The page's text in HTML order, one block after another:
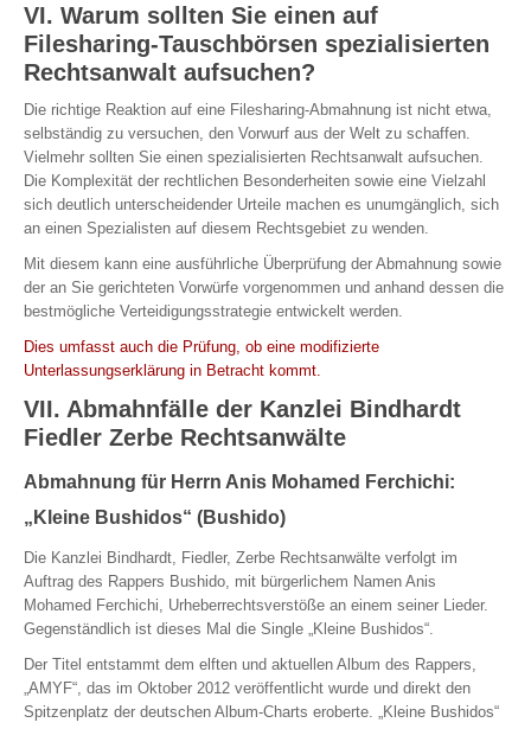
VI. Warum sollten Sie einen auf
Filesharing-Tauschbörsen spezialisierten
Rechtsanwalt aufsuchen?
Die richtige Reaktion auf eine Filesharing-Abmahnung ist nicht etwa,
selbständig zu versuchen, den Vorwurf aus der Welt zu schaffen.
Vielmehr sollten Sie einen spezialisierten Rechtsanwalt aufsuchen.
Die Komplexität der rechtlichen Besonderheiten sowie eine Vielzahl
sich deutlich unterscheidender Urteile machen es unumgänglich, sich
an einen Spezialisten auf diesem Rechtsgebiet zu wenden.
Mit diesem kann eine ausführliche Überprüfung der Abmahnung sowie
der an Sie gerichteten Vorwürfe vorgenommen und anhand dessen die
bestmögliche Verteidigungsstrategie entwickelt werden.
Dies umfasst auch die Prüfung, ob eine modifizierte
Unterlassungserklärung in Betracht kommt.
VII. Abmahnfälle der Kanzlei Bindhardt
Fiedler Zerbe Rechtsanwälte
Abmahnung für Herrn Anis Mohamed Ferchichi:
„Kleine Bushidos“ (Bushido)
Die Kanzlei Bindhardt, Fiedler, Zerbe Rechtsanwälte verfolgt im
Auftrag des Rappers Bushido, mit bürgerlichem Namen Anis
Mohamed Ferchichi, Urheberrechtsverstöße an einem seiner Lieder.
Gegenständlich ist dieses Mal die Single „Kleine Bushidos“.
Der Titel entstammt dem elften und aktuellen Album des Rappers,
„AMYF“, das im Oktober 2012 veröffentlicht wurde und direkt den
Spitzenplatz der deutschen Album-Charts eroberte. „Kleine Bushidos“